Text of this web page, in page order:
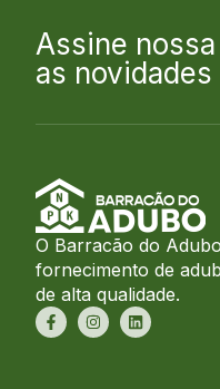
Assine
as
O Barracão do
fornecimento de
de alta qualidade.